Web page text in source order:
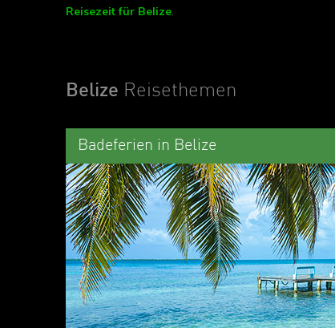
Reisezeit für Belize.
Belize Reisethemen
Badeferien in Belize